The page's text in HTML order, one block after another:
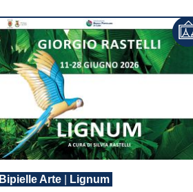
Bipielle Arte| Lignum